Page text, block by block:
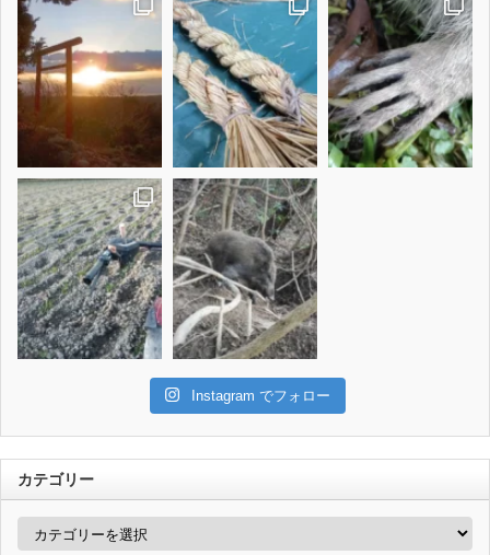
Instagram でフォロー
カテゴリー
カ